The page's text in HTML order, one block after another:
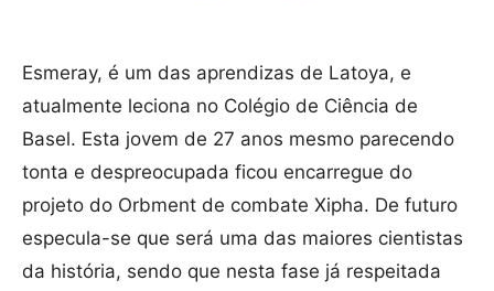
Esmeray, é um das aprendizas de Latoya, e
atualmente leciona no Colégio de Ciência de
Basel. Esta jovem de 27 anos mesmo parecendo
tonta e despreocupada ficou encarregue do
projeto do Orbment de combate Xipha. De futuro
especula-se que será uma das maiores cientistas
da história, sendo que nesta fase já respeitada